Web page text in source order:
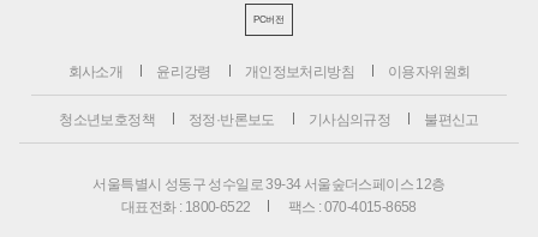
PC버전
회사소개 윤리강령 개인정보처리방침 이용자위원회
청소년보호정책 정정·반론보도 기사심의규정 불편신고
서울특별시 성동구 성수일로 39-34 서울숲더스페이스 12층
대표전화 : 1800-6522
팩스 : 070-4015-8658